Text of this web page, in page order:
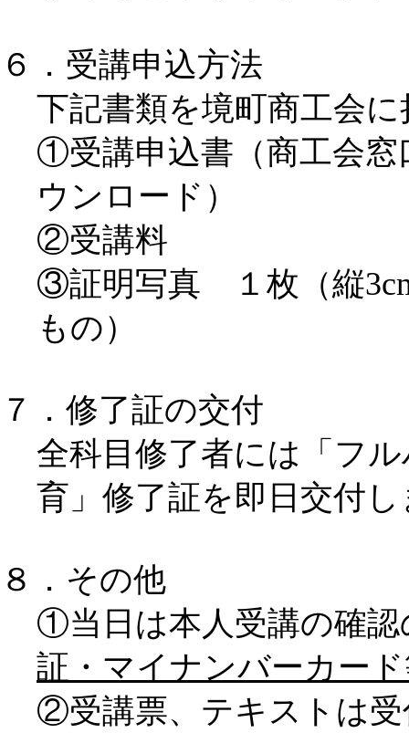
６．受講申込方法
下記書類を境町商工会
①受講申込書（商工会窓
ウンロード）
②受講料
③証明写真 １枚（縦
もの）
７．修了証の交付
全科目修了者には「フ
育」修了証を即日交付
８．その他
①当日は本人受講の確認
証・マイナンバーカー
②受講票、テキストは